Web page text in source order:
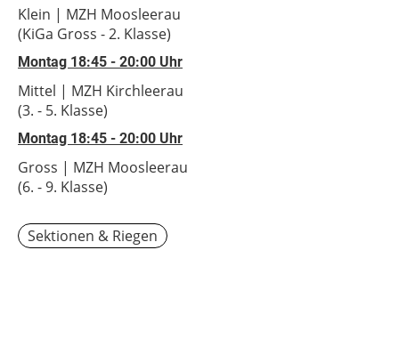
Klein | MZH Moosleerau
(KiGa Gross - 2. Klasse)
Montag 18:45 - 20:00 Uhr
Mittel | MZH Kirchleerau
(3. - 5. Klasse)
Montag 18:45 - 20:00 Uhr
Gross | MZH Moosleerau
(6. - 9. Klasse)
Sektionen & Riegen